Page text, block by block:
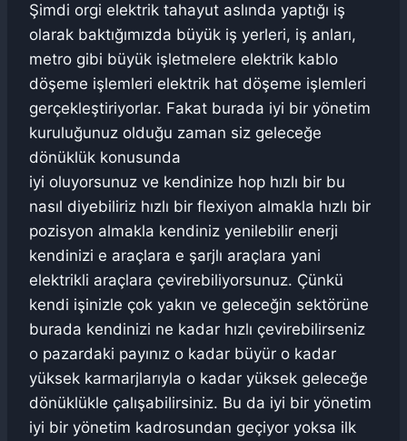
Şimdi orgi elektrik tahayut aslında yaptığı iş
olarak baktığımızda büyük iş yerleri, iş anları,
metro gibi büyük işletmelere elektrik kablo
döşeme işlemleri elektrik hat döşeme işlemleri
gerçekleştiriyorlar. Fakat burada iyi bir yönetim
kuruluğunuz olduğu zaman siz geleceğe
dönüklük konusunda
iyi oluyorsunuz ve kendinize hop hızlı bir bu
nasıl diyebiliriz hızlı bir flexiyon almakla hızlı bir
pozisyon almakla kendiniz yenilebilir enerji
kendinizi e araçlara e şarjlı araçlara yani
elektrikli araçlara çevirebiliyorsunuz. Çünkü
kendi işinizle çok yakın ve geleceğin sektörüne
burada kendinizi ne kadar hızlı çevirebilirseniz
o pazardaki payınız o kadar büyür o kadar
yüksek karmarjlarıyla o kadar yüksek geleceğe
dönüklükle çalışabilirsiniz. Bu da iyi bir yönetim
iyi bir yönetim kadrosundan geçiyor yoksa ilk